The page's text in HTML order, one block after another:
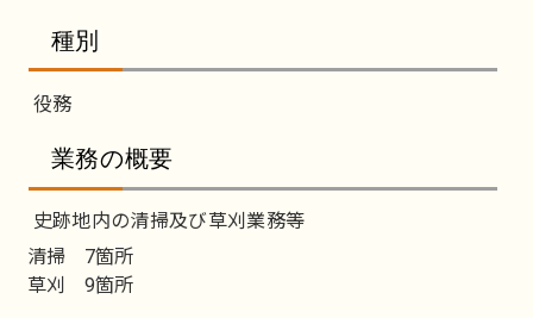
種別
役務
業務の概要
史跡地内の清掃及び草刈業務等
清掃 7箇所
草刈 9箇所